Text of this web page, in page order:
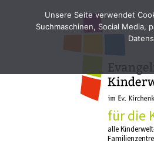
für die
alle
Unsere Seite verwendet
Suchmaschinen, Social Media,